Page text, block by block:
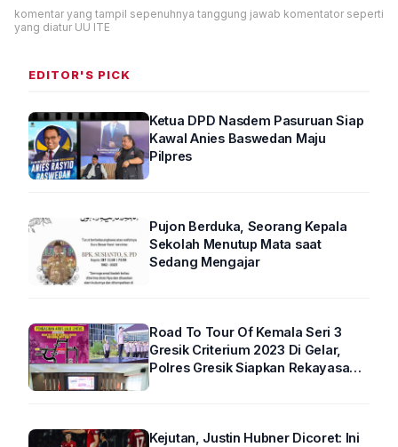
komentar yang tampil sepenuhnya tanggung jawab komentator seperti
yang diatur UU ITE
EDITOR'S PICK
Ketua DPD Nasdem Pasuruan Siap
Kawal Anies Baswedan Maju
Pilpres
Pujon Berduka, Seorang Kepala
Sekolah Menutup Mata saat
Sedang Mengajar
Road To Tour Of Kemala Seri 3
Gresik Criterium 2023 Di Gelar,
Polres Gresik Siapkan Rekayasa
Kejutan, Justin Hubner Dicoret: Ini